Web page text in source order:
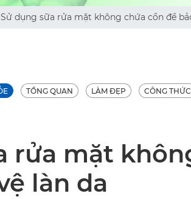
Sử dụng sữa rửa mặt không chứa cồn để
TỔNG QUAN LÀM ĐẸP CÔNG THỨC
rửa mặt
làn da